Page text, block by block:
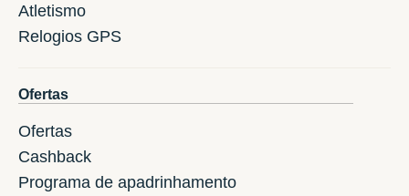
Atletismo
Relogios GPS
Ofertas
Ofertas
Cashback
Programa de apadrinhamento